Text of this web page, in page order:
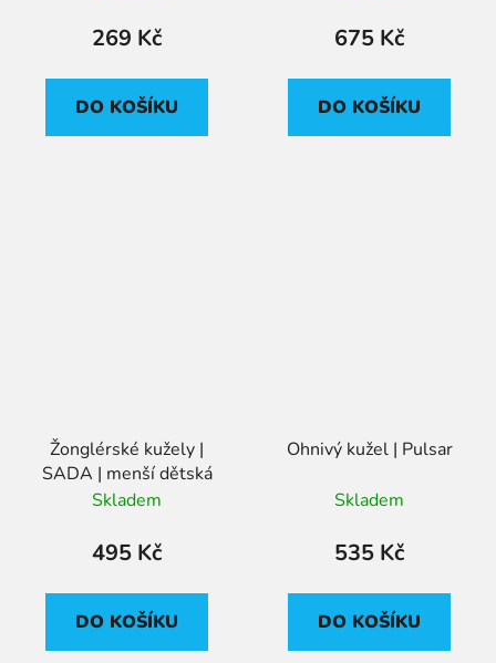
269 Kč
DO KOŠÍKU
675 Kč
DO KOŠÍKU
Žonglérské kužely |
SADA | menší dětská
Skladem
495 Kč
DO KOŠÍKU
Ohnivý kužel | Pulsar
Skladem
535 Kč
DO KOŠÍKU